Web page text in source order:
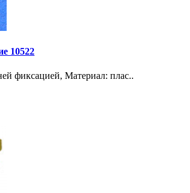
10522
фиксацией, Материал: плас..